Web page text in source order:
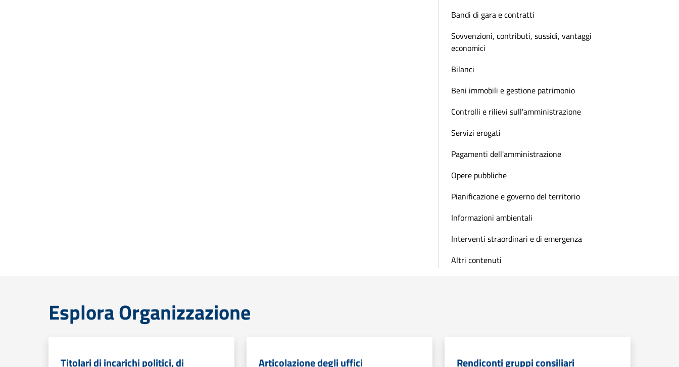
Bandi di gara e contratti
Sovvenzioni, contributi, sussidi, vantaggi
economici
Bilanci
Beni immobili e gestione patrimonio
Controlli e rilievi sull'amministrazione
Servizi erogati
Pagamenti dell'amministrazione
Opere pubbliche
Pianificazione e governo del territorio
Informazioni ambientali
Interventi straordinari e di emergenza
Altri contenuti
Esplora Organizzazione
Titolari di incarichi politici, di Articolazione degli uffici Rendiconti gruppi consiliari